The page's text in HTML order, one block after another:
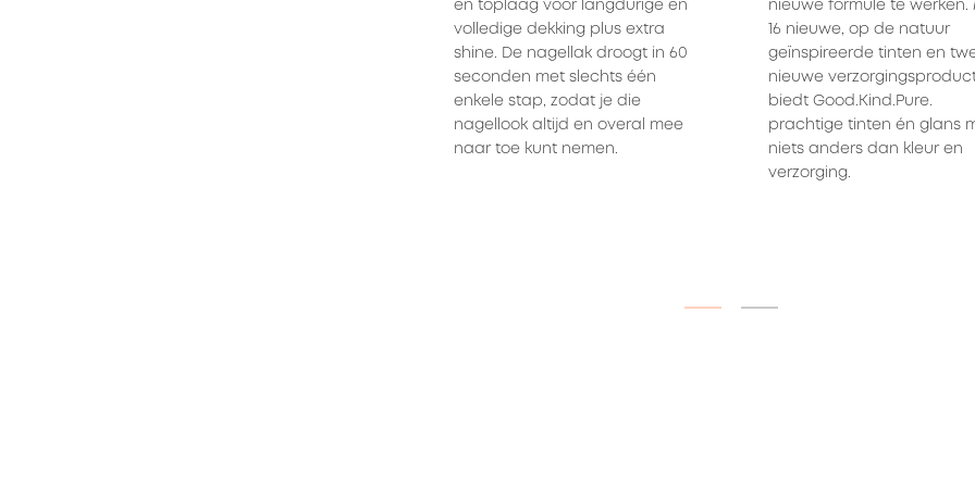
en toplaag voor langdurige en
volledige dekking plus extra
shine. De nagellak droogt in 60
seconden met slechts één
enkele stap, zodat je die
nagellook altijd en overal mee
naar toe kunt nemen.
nieuwe formule te werken.
16 nieuwe, op de natuur
geïnspireerde tinten en
nieuwe
biedt Good.Kind.Pure.
prachtige tinten én glans
niets anders dan kleur en
verzorging.